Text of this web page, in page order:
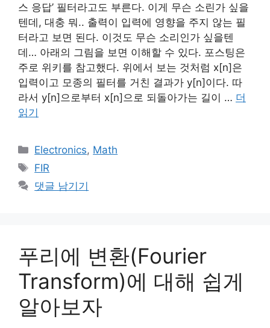
스 응답’ 필터라고도 부른다. 이게 무슨 소린가 싶을
텐데, 대충 뭐.. 출력이 입력에 영향을 주지 않는 필
터라고 보면 된다. 이것도 무슨 소리인가 싶을텐
데… 아래의 그림을 보면 이해할 수 있다. 포스팅은
주로 위키를 참고했다. 위에서 보는 것처럼 x[n]은
입력이고 모종의 필터를 거친 결과가 y[n]이다. 따
라서 y[n]으로부터 x[n]으로 되돌아가는 길이 … 더
읽기
카
테
리
Electronics, Math
태
그
FIR
댓글 남기기
푸리에 변환(Fourier
Transform)에 대해 쉽게
알아보자